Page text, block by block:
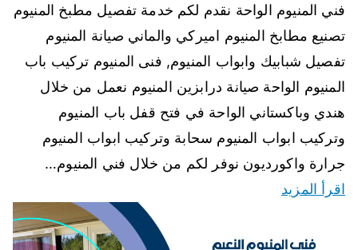
فني المنيوم الواحة نقدم لكم خدمة تفصيل مطبخ المنيوم
تصنيع مطابخ المنيوم اميركي والماني صيانة المنيوم
تفصيل شبابيك وابواب المنيوم, فنى المنيوم تركيب باب
المنيوم الواحة صيانة درابزين المنيوم نعمل من خلال
هندي وباكستاني الواحة في فتح قفل باب المنيوم
وتركيب ابواب المنيوم سحابة وتركيب ابواب المنيوم
جرارة واكورديون نوفر لكم من خلال فني المنيوم…
اقرأ المزيد